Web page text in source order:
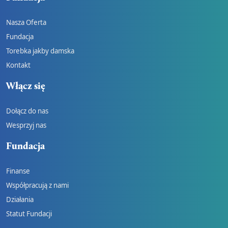
Nasza Oferta
Fundacja
Torebka jakby damska
Kontakt
Włącz się
Dołącz do nas
Wesprzyj nas
Fundacja
Finanse
Współpracują z nami
Działania
Statut Fundacji